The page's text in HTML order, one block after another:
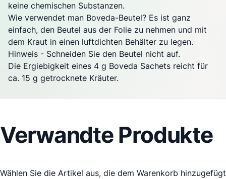
keine chemischen Substanzen.
Wie verwendet man Boveda-Beutel? Es ist ganz
einfach, den Beutel aus der Folie zu nehmen und mit
dem Kraut in einen luftdichten Behälter zu legen.
Hinweis - Schneiden Sie den Beutel nicht auf.
Die Ergiebigkeit eines 4 g Boveda Sachets reicht für
ca. 15 g getrocknete Kräuter.
Verwandte Produkte
Wählen Sie die Artikel aus, die dem Warenkorb hinzugefügt